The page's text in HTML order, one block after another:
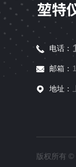
电话：
邮箱：
地址：
版权所有